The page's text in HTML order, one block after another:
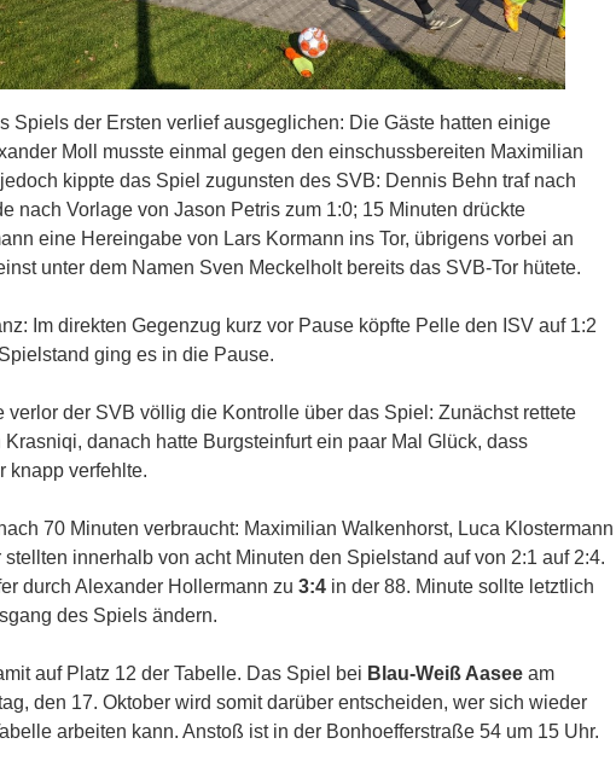
Spiels der Ersten verlief ausgeglichen: Die Gäste hatten einige
Moll musste einmal gegen den einschussbereiten Maximilian
kippte das Spiel zugunsten des SVB: Dennis Behn traf nach
nach Vorlage von Jason Petris zum 1:0; 15 Minuten drückte
eine Hereingabe von Lars Kormann ins Tor, übrigens vorbei an
unter dem Namen Sven Meckelholt bereits das SVB-Tor hütete.
Im direkten Gegenzug kurz vor Pause köpfte Pelle den ISV auf 1:2
ging es in die Pause.
verlor der SVB völlig die Kontrolle über das Spiel: Zunächst rettete
danach hatte Burgsteinfurt ein paar Mal Glück, dass
knapp verfehlte.
70 Minuten verbraucht: Maximilian Walkenhorst, Luca Klostermann
innerhalb von acht Minuten den Spielstand auf von 2:1 auf 2:4.
durch Alexander Hollermann zu 3:4 in der 88. Minute sollte letztlich
des Spiels ändern.
auf Platz 12 der Tabelle. Das Spiel bei Blau-Weiß Aasee am
den 17. Oktober wird somit darüber entscheiden, wer sich wieder
arbeiten kann. Anstoß ist in der Bonhoefferstraße 54 um 15 Uhr.